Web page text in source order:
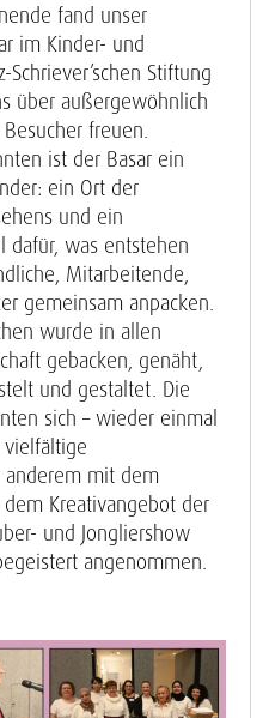
fand unser
im Kinder- und
Stiftung
über außergewöhnlich
freuen.
ist der Basar ein
ein Ort der
und ein
dafür, was entstehen
Mitarbeitende,
gemeinsam anpacken.
wurde in allen
gebacken, genäht,
und gestaltet. Die
sich – wieder einmal
vielfältige
anderem mit dem
Kreativangebot der
und Jongliershow
angenommen.